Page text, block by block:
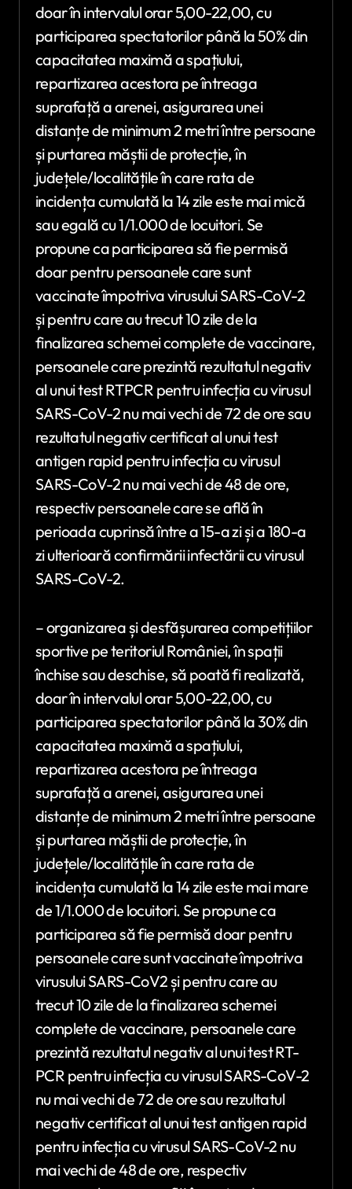
doar în intervalul orar 5,00-22,00, cu
participarea spectatorilor până la 50% din
capacitatea maximă a spațiului,
repartizarea acestora pe întreaga
suprafață a arenei, asigurarea unei
distanțe de minimum 2 metri între persoane
și purtarea măștii de protecție, în
județele/localitățile în care rata de
incidența cumulată la 14 zile este mai mică
sau egală cu 1/1.000 de locuitori. Se
propune ca participarea să fie permisă
doar pentru persoanele care sunt
vaccinate împotriva virusului SARS-CoV-2
și pentru care au trecut 10 zile de la
finalizarea schemei complete de vaccinare,
persoanele care prezintă rezultatul negativ
al unui test RTPCR pentru infecția cu virusul
SARS-CoV-2 nu mai vechi de 72 de ore sau
rezultatul negativ certificat al unui test
antigen rapid pentru infecția cu virusul
SARS-CoV-2 nu mai vechi de 48 de ore,
respectiv persoanele care se află în
perioada cuprinsă între a 15-a zi și a 180-a
zi ulterioară confirmării infectării cu virusul
SARS-CoV-2.
– organizarea și desfășurarea competițiilor
sportive pe teritoriul României, în spații
închise sau deschise, să poată fi realizată,
doar în intervalul orar 5,00-22,00, cu
participarea spectatorilor până la 30% din
capacitatea maximă a spațiului,
repartizarea acestora pe întreaga
suprafață a arenei, asigurarea unei
distanțe de minimum 2 metri între persoane
și purtarea măștii de protecție, în
județele/localitățile în care rata de
incidența cumulată la 14 zile este mai mare
de 1/1.000 de locuitori. Se propune ca
participarea să fie permisă doar pentru
persoanele care sunt vaccinate împotriva
virusului SARS-CoV2 și pentru care au
trecut 10 zile de la finalizarea schemei
complete de vaccinare, persoanele care
prezintă rezultatul negativ al unui test RT-
PCR pentru infecția cu virusul SARS-CoV-2
nu mai vechi de 72 de ore sau rezultatul
negativ certificat al unui test antigen rapid
pentru infecția cu virusul SARS-CoV-2 nu
mai vechi de 48 de ore, respectiv